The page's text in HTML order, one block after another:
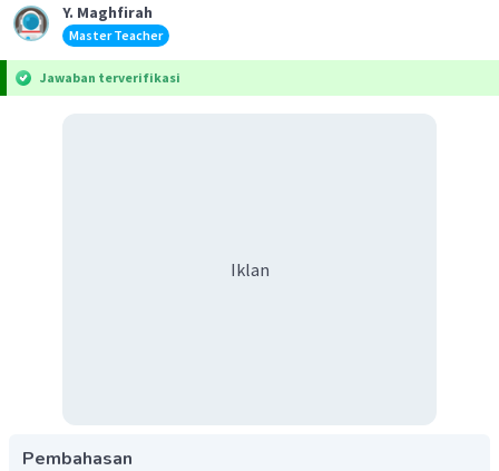
Y. Maghfirah
Master Teacher
Jawaban terverifikasi
Iklan
Pembahasan